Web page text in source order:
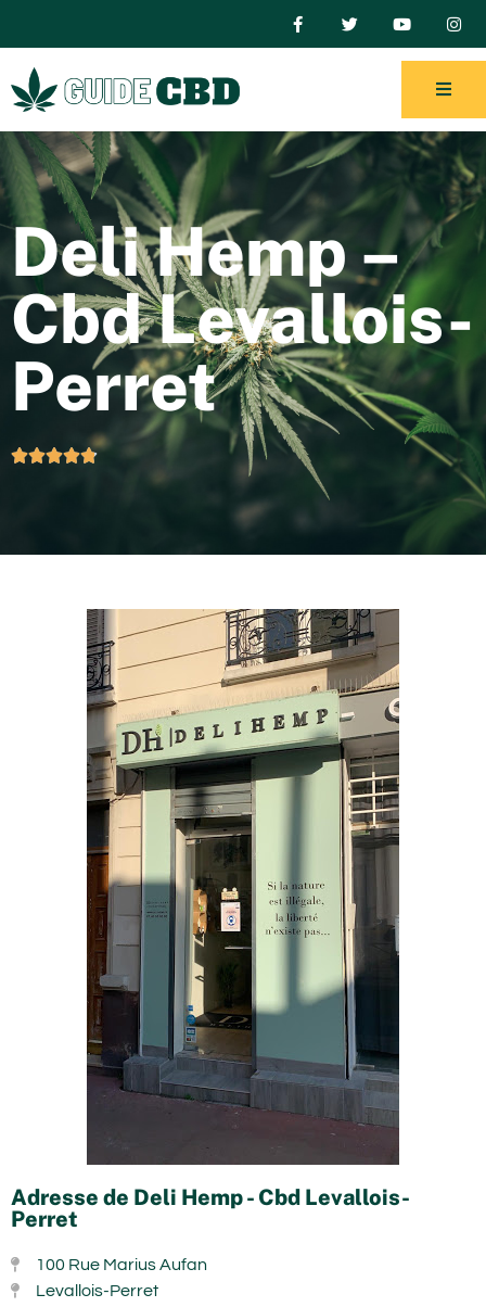
Deli Hemp –
Cbd Levallois-
Perret

Adresse de Deli Hemp - Cbd Levallois-
Perret
100 Rue Marius Aufan
Levallois-Perret